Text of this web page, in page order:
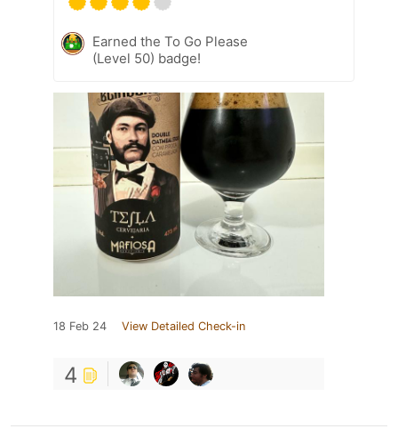
Earned the To Go Please
(Level 50) badge!
18 Feb 24 View Detailed Check-in
4